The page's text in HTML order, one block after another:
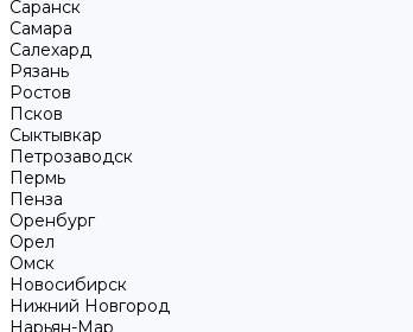
Саранск
Самара
Салехард
Рязань
Ростов
Псков
Сыктывкар
Петрозаводск
Пермь
Пенза
Оренбург
Орел
Омск
Новосибирск
Нижний Новгород
Нарьян-Мар